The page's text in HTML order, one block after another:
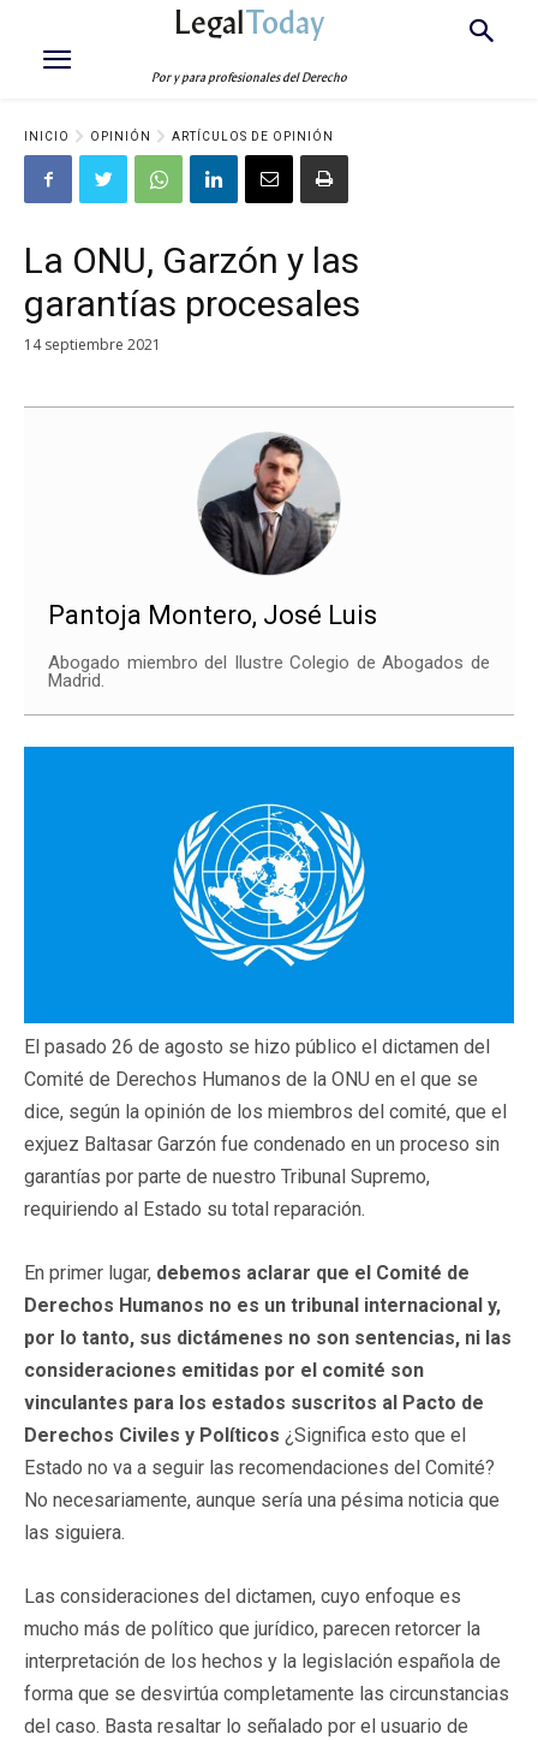
LegalToday
Por y para profesionales del Derecho
INICIO OPINIÓN ARTÍCULOS DE OPINIÓN
La ONU, Garzón y las
garantías procesales
14 septiembre 2021
Pantoja Montero, José Luis
Abogado miembro del Ilustre Colegio de Abogados de
Madrid.
El pasado 26 de agosto se hizo público el dictamen del
Comité de Derechos Humanos de la ONU en el que se
dice, según la opinión de los miembros del comité, que el
exjuez Baltasar Garzón fue condenado en un proceso sin
garantías por parte de nuestro Tribunal Supremo,
requiriendo al Estado su total reparación.
En primer lugar, debemos aclarar que el Comité de
Derechos Humanos no es un tribunal internacional y,
por lo tanto, sus dictámenes no son sentencias, ni las
consideraciones emitidas por el comité son
vinculantes para los estados suscritos al Pacto de
Derechos Civiles y Políticos ¿Significa esto que el
Estado no va a seguir las recomendaciones del Comité?
No necesariamente, aunque sería una pésima noticia que
las siguiera.
Las consideraciones del dictamen, cuyo enfoque es
mucho más de político que jurídico, parecen retorcer la
interpretación de los hechos y la legislación española de
forma que se desvirtúa completamente las circunstancias
del caso. Basta resaltar lo señalado por el usuario de